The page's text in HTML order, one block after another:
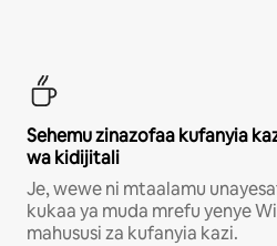
Sehemu zinazofaa kufanyia
wa kidijitali
Je, wewe ni mtaalamu
kukaa ya muda mrefu yenye
mahususi za kufanyia kazi.